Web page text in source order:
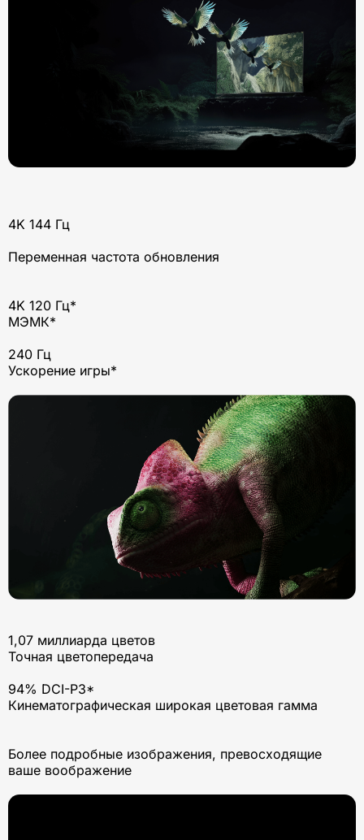
4K 144 Гц
Переменная частота обновления
4K 120 Гц*
МЭМК*
240 Гц
Ускорение игры*
1,07 миллиарда цветов
Точная цветопередача
94% DCI-P3*
Кинематографическая широкая цветовая гамма
Более подробные изображения, превосходящие
ваше воображение